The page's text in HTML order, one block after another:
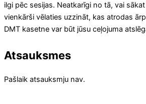
ilgi pēc sesijas. Neatkarīgi no tā, vai
vienkārši vēlaties uzzināt, kas atrodas
DMT kasetne var būt jūsu ceļojuma
Atsauksmes
Pašlaik atsauksmju nav.